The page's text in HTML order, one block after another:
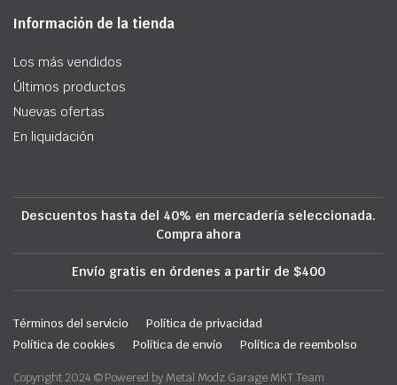
Información de la tienda
Los más vendidos
Últimos productos
Nuevas ofertas
En liquidación
Descuentos hasta del 40% en mercadería seleccionada.
Compra ahora
Envío gratis en órdenes a partir de $400
Términos del servicio
Política de privacidad
Política de cookies
Política de envío Política de reembolso
Copyright 2024 © Powered by Metal Modz Garage MKT Team